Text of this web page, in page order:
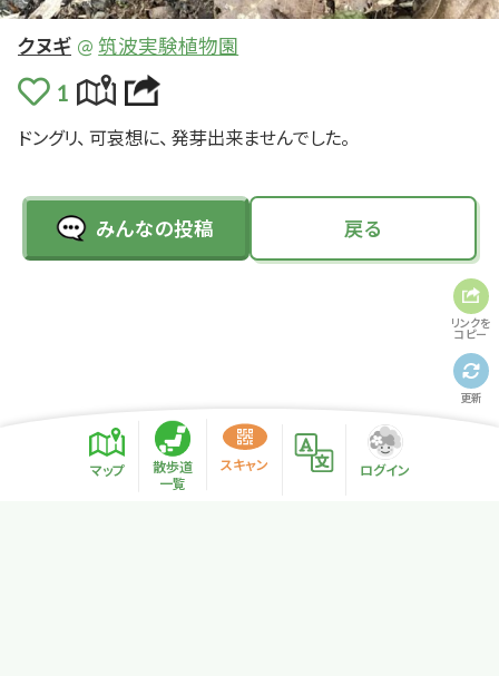
クヌギ @ 筑波実験植物園
ドングリ、 可哀想に、 発芽出来ませんでした。
みんなの投稿 戻る
リンクを
コピー
更新
マップ
散歩道
一覧
スキャン ログイン